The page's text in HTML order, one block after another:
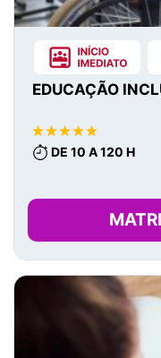
EDUCAÇÃO
DE 10 A 120 H